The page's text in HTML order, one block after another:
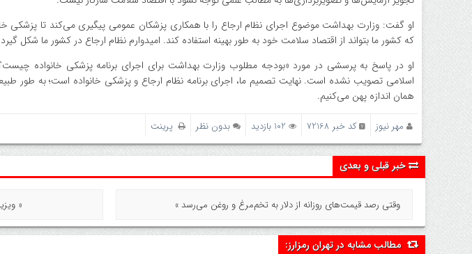
او گفت: وزارت بهداشت موضوع اجرای نظام ارجاع را با همکاری پزشکان عمومی پیگیری می‌کند تا پزشکی
که کشور ما بتواند از اقتصاد سلامت خود به طور بهینه استفاده کند. امیدوارم نظام ارجاع در کشور ما شکل
اسلامی تصویب نشده است. نهایت تصمیم ما، اجرای برنامه نظام ارجاع و پزشکی خانواده است؛ به طور
همان اندازه پهن می‌کنیم.
مهر نیوز کد خبر 72168 بدون نظر پرینت
خبر قبلی و بعدی
وقتی رصد قیمت‌های روزانه از دلار به تخم‌مرغ و روغن می‌رسد » « ویزیت
مطالب مشابه در تهران رمزارز: